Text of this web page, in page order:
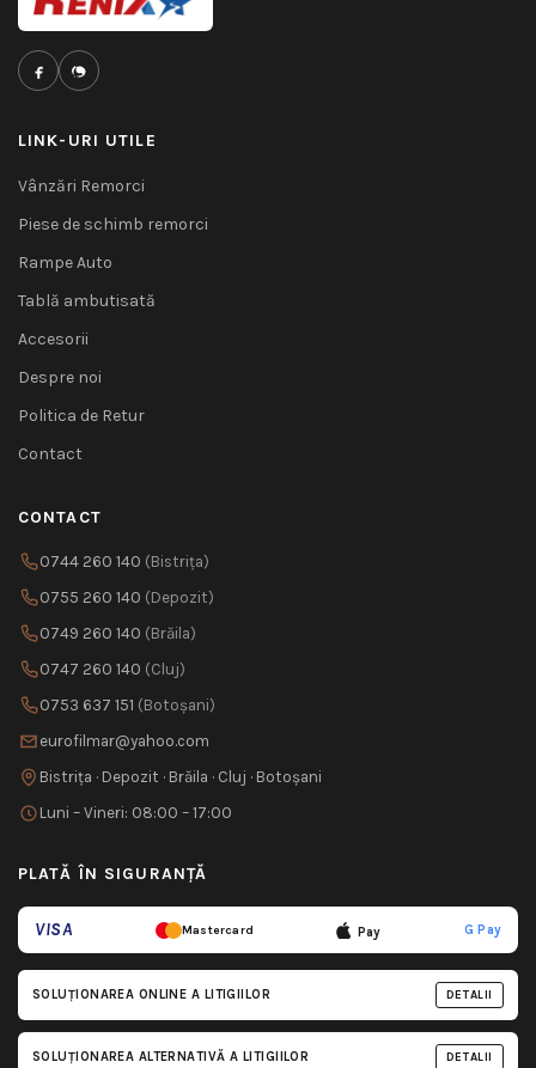
LINK-URI UTILE
Vânzări Remorci
Piese de schimb remorci
Rampe Auto
Tablă ambutisată
Accesorii
Despre noi
Politica de Retur
Contact
CONTACT
0744 260 140 (Bistrița)
0755 260 140 (Depozit)
0749 260 140 (Brăila)
0747 260 140 (Cluj)
0753 637 151 (Botoșani)
eurofilmar@yahoo.com
Bistrița · Depozit · Brăila · Cluj · Botoșani
Luni – Vineri: 08:00 – 17:00
PLATĂ ÎN SIGURANȚĂ
VISA Mastercard Pay G Pay
SOLUȚIONAREA ONLINE A LITIGIILOR DETALII
SOLUȚIONAREA ALTERNATIVĂ A LITIGIILOR DETALII